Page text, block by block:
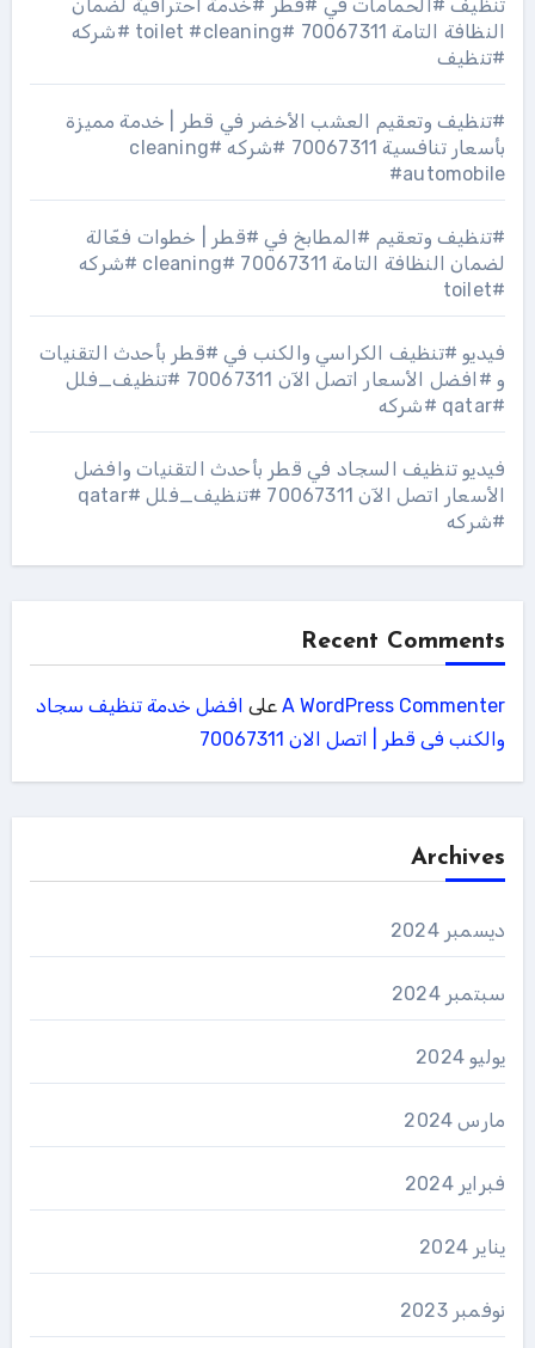
تنظيف #الحمامات في #قطر #خدمة احترافية لضمان
النظافة التامة 70067311 #toilet #cleaning #شركه
#تنظيف
#تنظيف وتعقيم العشب الأخضر في قطر | خدمة مميزة
بأسعار تنافسية 70067311 #شركه #cleaning
#automobile
#تنظيف وتعقيم #المطابخ في #قطر | خطوات فعّالة
لضمان النظافة التامة 70067311 #cleaning #شركه
#toilet
فيديو #تنظيف الكراسي والكنب في #قطر بأحدث التقنيات
و #افضل الأسعار اتصل الآن 70067311 #تنظيف_فلل
#qatar #شركه
فيديو تنظيف السجاد في قطر بأحدث التقنيات وافضل
الأسعار اتصل الآن 70067311 #تنظيف_فلل #qatar
#شركه
Recent Comments
A WordPress Commenterعلى افضل خدمة تنظيف سجاد
والكنب فى قطر | اتصل الان 70067311
Archives
ديسمبر 2024
سبتمبر 2024
يوليو 2024
مارس 2024
فبراير 2024
يناير 2024
نوفمبر 2023